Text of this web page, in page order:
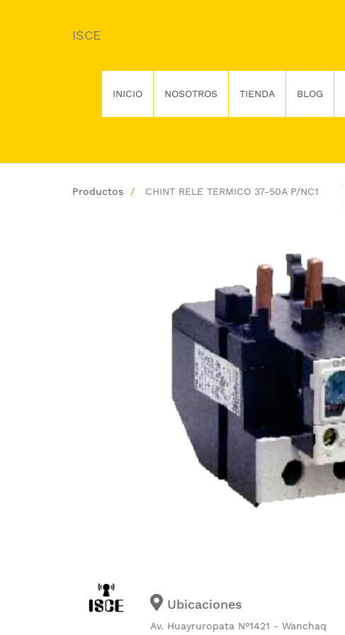
ISCE
INICIO NOSOTROS TIENDA BLOG
Productos CHINT RELE TERMICO 37-50A P/NC1
Ubicaciones
Av. Huayruropata N°1421 - Wanchaq